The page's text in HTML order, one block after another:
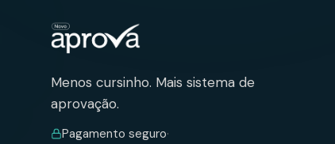
Menos cursinho. Mais sistema de
aprovação.
Pagamento seguro·